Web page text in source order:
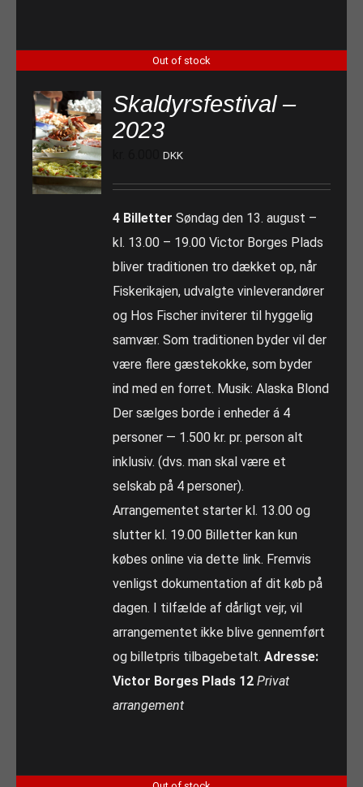
Out of stock
Skaldyrsfestival –
2023
DKK
4 Billetter Søndag den 13. august –
kl. 13.00 – 19.00 Victor Borges Plads
bliver traditionen tro dækket op, når
Fiskerikajen, udvalgte vinleverandører
og Hos Fischer inviterer til hyggelig
samvær. Som traditionen byder vil der
være flere gæstekokke, som byder
ind med en forret. Musik: Alaska Blond
Der sælges borde i enheder á 4
personer — 1.500 kr. pr. person alt
inklusiv. (dvs. man skal være et
selskab på 4 personer).
Arrangementet starter kl. 13.00 og
slutter kl. 19.00 Billetter kan kun
købes online via dette link. Fremvis
venligst dokumentation af dit køb på
dagen. I tilfælde af dårligt vejr, vil
arrangementet ikke blive gennemført
og billetpris tilbagebetalt.Adresse:
Victor Borges Plads 12 Privat
arrangement